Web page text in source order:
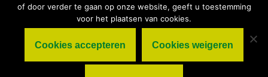
© LTO Arbeidskracht BV |Algemene
of door verder te gaan op onze website, geeft u toestemming
voor het plaatsen van cookies.
Cookies accepteren Cookies weigeren